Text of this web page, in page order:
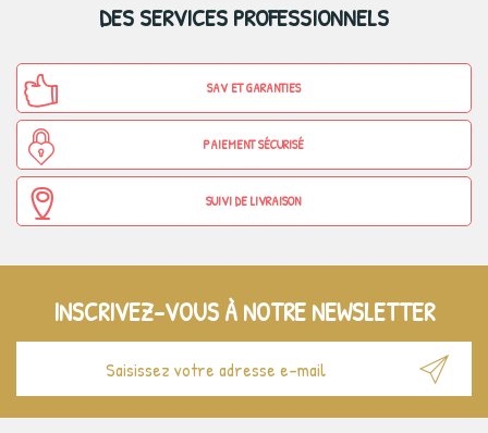
DES SERVICES PROFESSIONNELS
SAV ET GARANTIES
PAIEMENT SÉCURISÉ
SUIVI DE LIVRAISON
INSCRIVEZ-VOUS À NOTRE NEWSLETTER